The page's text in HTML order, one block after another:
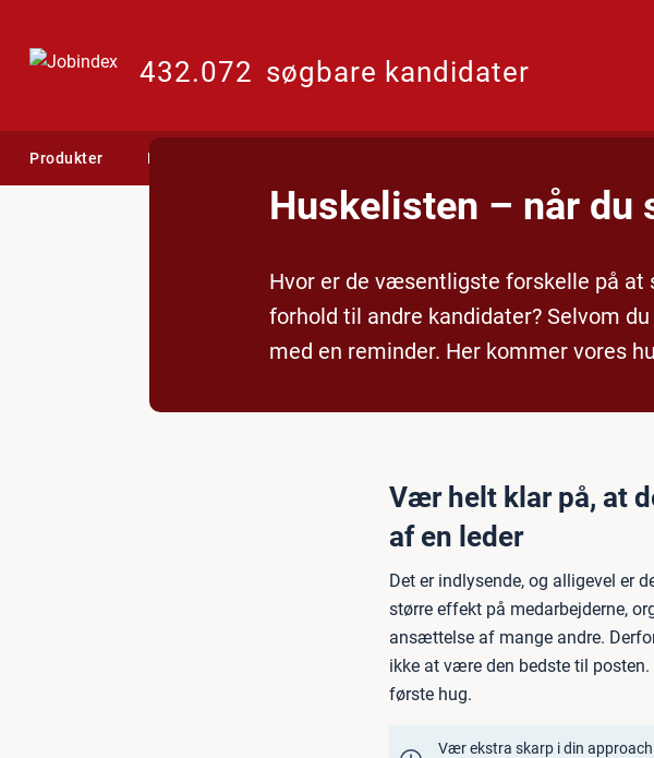
432.072 søgbare kandidater
Produkter Din kundeside
Huskelisten – når du
Hvor er de væsentligste forskelle på at
forhold til andre kandidater? Selvom
med en reminder. Her kommer vores
Vær helt klar på, at
af en leder
Det er indlysende, og alligevel er
større effekt på medarbejderne,
ansættelse af mange andre.
ikke at være den bedste til
første hug.
Vær ekstra skarp i din